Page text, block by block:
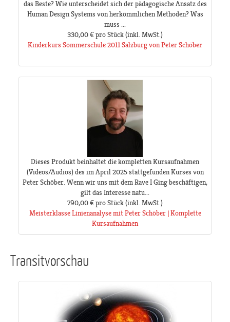
das Beste? Wie unterscheidet sich der pädagogische Ansatz des
Human Design Systems von herkömmlichen Methoden? Was
muss ...
330,00 €pro Stück(inkl. MwSt.)
Kinderkurs Sommerschule 2011 Salzburg von Peter Schöber
Dieses Produkt beinhaltet die kompletten Kursaufnahmen
(Videos/Audios) des im April 2025 stattgefunden Kurses von
Peter Schöber. Wenn wir uns mit dem Rave I Ging beschäftigen,
gilt das Interesse natu...
790,00 €pro Stück(inkl. MwSt.)
Meisterklasse Linienanalyse mit Peter Schöber | Komplette
Kursaufnahmen
Transitvorschau